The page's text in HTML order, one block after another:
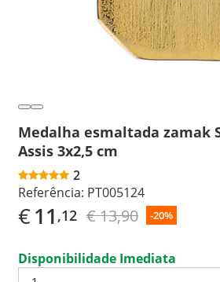
Medalha esmaltada zamak
Assis 3x2,5 cm
2
Referência: PT005124
€11 ,12 € 13,90 -20%
Disponibilidade Imediata